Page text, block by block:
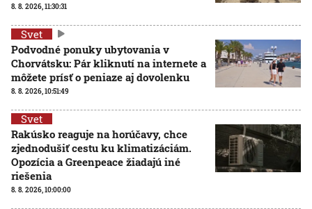
8. 8. 2026, 11:30:31
Svet
Podvodné ponuky ubytovania v
Chorvátsku: Pár kliknutí na internete a
môžete prísť o peniaze aj dovolenku
8. 8. 2026, 10:51:49
Svet
Rakúsko reaguje na horúčavy, chce
zjednodušiť cestu ku klimatizáciám.
Opozícia a Greenpeace žiadajú iné
riešenia
8. 8. 2026, 10:00:00